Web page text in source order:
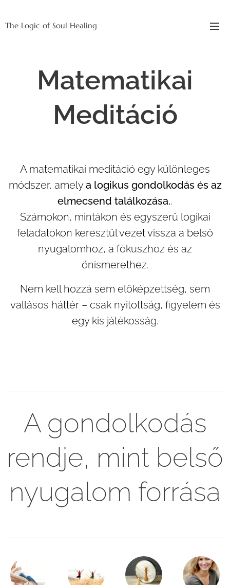
The Logic of Soul Healing
Matematikai
Meditáció
A matematikai meditáció egy különleges
módszer, amelya logikus gondolkodás és az
elmecsend találkozása..
Számokon, mintákon és egyszerű logikai
feladatokon keresztül vezet vissza a belső
nyugalomhoz, a fókuszhoz és az
önismerethez.
Nem kell hozzá sem előképzettség, sem
vallásos háttér – csak nyitottság, figyelem és
egy kis játékosság.
A gondolkodás
rendje, mint belső
nyugalom forrása